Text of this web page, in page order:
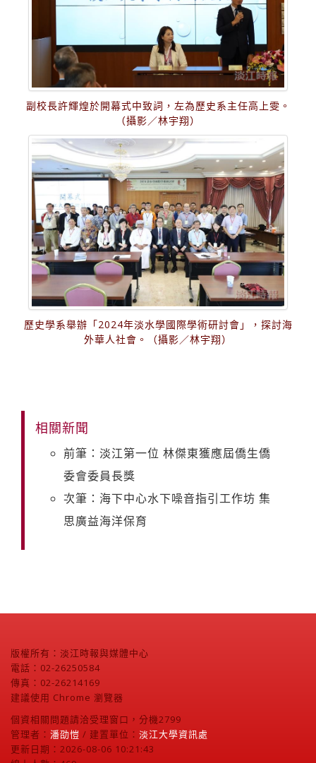
副校長許輝煌於開幕式中致詞，左為歷史系主任高上雯。
（攝影／林宇翔）
歷史學系舉辦「2024年淡水學國際學術研討會」，探討海
外華人社會。（攝影／林宇翔）
相關新聞
前筆：淡江第一位 林傑東獲應屆僑生僑
委會委員長獎
次筆：海下中心水下噪音指引工作坊 集
思廣益海洋保育
版權所有：淡江時報與媒體中心
電話：02-26250584
傳真：02-26214169
建議使用 Chrome 瀏覽器
個資相關問題請洽受理窗口，分機2799
管理者： 潘劭愷 / 建置單位： 淡江大學資訊處
更新日期：2026-08-06 10:21:43